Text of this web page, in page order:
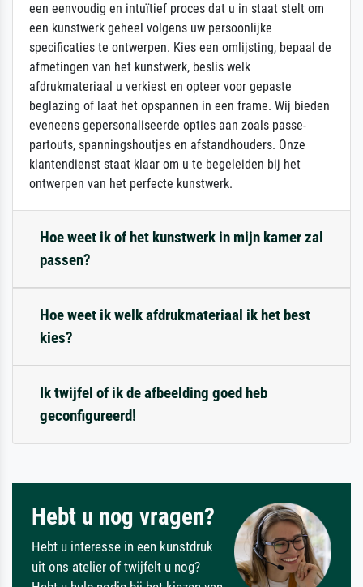
een eenvoudig en intuïtief proces dat u in staat stelt om
een kunstwerk geheel volgens uw persoonlijke
specificaties te ontwerpen. Kies een omlijsting, bepaal de
afmetingen van het kunstwerk, beslis welk
afdrukmateriaal u verkiest en opteer voor gepaste
beglazing of laat het opspannen in een frame. Wij bieden
eveneens gepersonaliseerde opties aan zoals passe-
partouts, spanningshoutjes en afstandhouders. Onze
klantendienst staat klaar om u te begeleiden bij het
ontwerpen van het perfecte kunstwerk.
Hoe weet ik of het kunstwerk in mijn kamer zal
passen?
Hoe weet ik welk afdrukmateriaal ik het best
kies?
Ik twijfel of ik de afbeelding goed heb
geconfigureerd!
Hebt u nog vragen?
Hebt u interesse in een kunstdruk
uit ons atelier of twijfelt u nog?